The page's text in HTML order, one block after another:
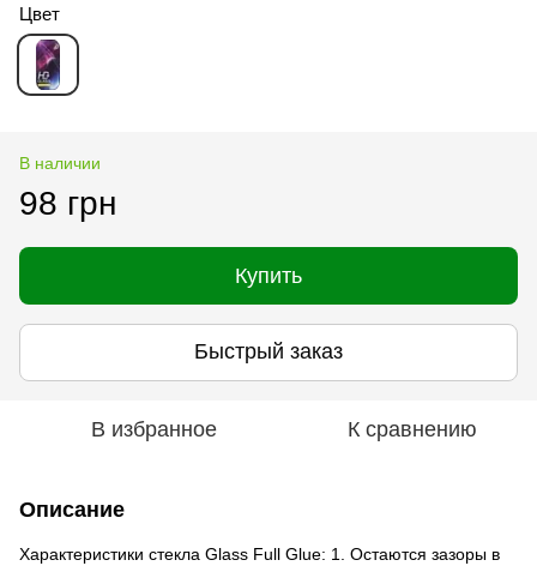
Цвет
В наличии
98 грн
Купить
Быстрый заказ
В избранное К сравнению
Описание
Характеристики стекла Glass Full Glue: 1. Остаются зазоры в